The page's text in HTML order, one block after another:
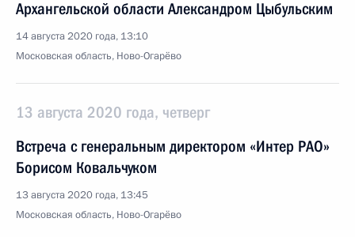
Архангельской области Александром Цыбульским
14 августа 2020 года, 13:10
Московская область, Ново-Огарёво
13 августа 2020 года, четверг
Встреча с генеральным директором «Интер РАО»
Борисом Ковальчуком
13 августа 2020 года, 13:45
Московская область, Ново-Огарёво